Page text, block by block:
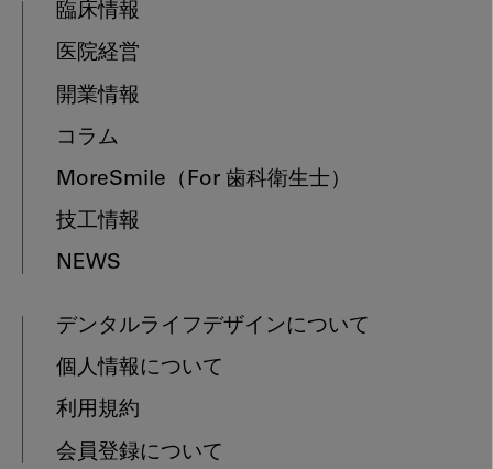
臨床情報
医院経営
開業情報
コラム
MoreSmile （For 歯科衛生士）
技工情報
NEWS
デンタルライフデザインについて
個人情報について
利用規約
会員登録について